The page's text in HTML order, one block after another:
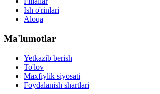
Ish o'rinlari
Aloqa
Ma'lumotlar
Yetkazib berish
To'lov
Maxfiylik siyosati
Foydalanish shartlari